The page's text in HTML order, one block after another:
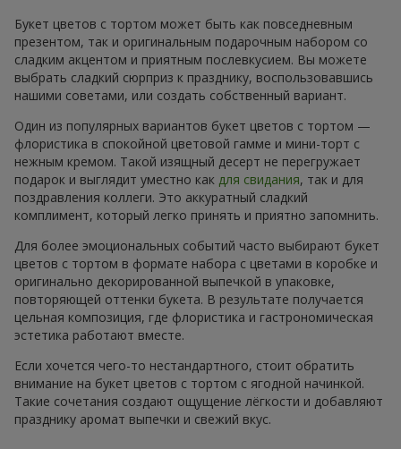
Букет цветов с тортом может быть как повседневным
презентом, так и оригинальным подарочным набором со
сладким акцентом и приятным послевкусием. Вы можете
выбрать сладкий сюрприз к празднику, воспользовавшись
нашими советами, или создать собственный вариант.
Один из популярных вариантов букет цветов с тортом —
флористика в спокойной цветовой гамме и мини-торт с
нежным кремом. Такой изящный десерт не перегружает
подарок и выглядит уместно как для свидания, так и для
поздравления коллеги. Это аккуратный сладкий
комплимент, который легко принять и приятно запомнить.
Для более эмоциональных событий часто выбирают букет
цветов с тортом в формате набора с цветами в коробке и
оригинально декорированной выпечкой в упаковке,
повторяющей оттенки букета. В результате получается
цельная композиция, где флористика и гастрономическая
эстетика работают вместе.
Если хочется чего-то нестандартного, стоит обратить
внимание на букет цветов с тортом с ягодной начинкой.
Такие сочетания создают ощущение лёгкости и добавляют
празднику аромат выпечки и свежий вкус.